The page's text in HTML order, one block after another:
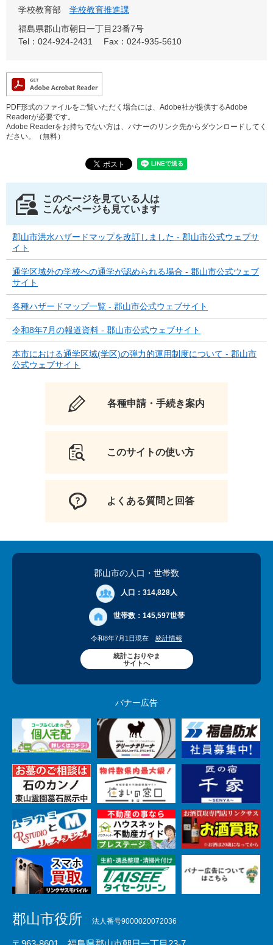
学校教育部
学校教育推進課
福島県郡山市朝日一丁目23番7号
Tel：024-924-2431
Fax：024-935-5610
PDF形式のファイルをご覧いただく場合には、Adobe社が提供するAdobe
Readerが必要です。
Adobe Readerをお持ちでない方は、バナーのリンク先からダウンロードしてく
ださい。（無料）
このページを見ている人は
こんなページも見ています
郡山市洪水ハザードマップを改訂しました - 郡山市公式ウェブサ
イト
通学区域外の学校への通学が認められる場合 - 郡山市公式ウェブ
サイト
各種ハザードマップ一覧 - 郡山市公式ウェブサイト
令和8年7月の報道資料 - 郡山市公式ウェブサイト
本市における通学区域(学区)の弾力的運用制度について - 郡山市
公式ウェブサイト
各種申請・手続き案内
このサイトの使い方
よくある質問と回答
郡山市の人口 ・世帯数
人口： 314,828人
世帯数： 145,597世帯
令和8年7月1日現在 統計情報
統計こおりやま
サイトへ
バナー広告
郡山市役所 法人番号9000020072036